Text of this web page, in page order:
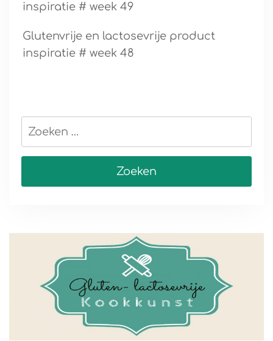
inspiratie # week 49
Glutenvrije en lactosevrije product
inspiratie # week 48
Zoeken